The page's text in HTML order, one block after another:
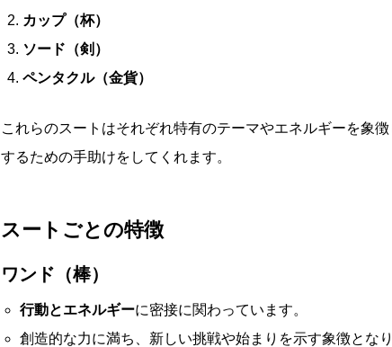
カップ（杯）
ソード（剣）
ペンタクル（金貨）
これらのスートはそれぞれ特有のテーマやエネルギーを象
するための手助けをしてくれます。
スートごとの特徴
ワンド（棒）
行動とエネルギーに密接に関わっています。
創造的な力に満ち、新しい挑戦や始まりを示す象徴となり